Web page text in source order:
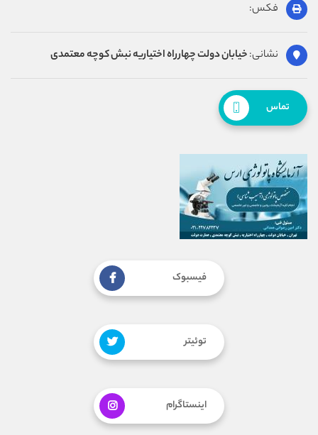
فکس:
نشانی:خیابان دولت چهارراه اختیاریه نبش کوچه معتمدی
تماس
فیسبوک
توئیتر
اینستاگرام